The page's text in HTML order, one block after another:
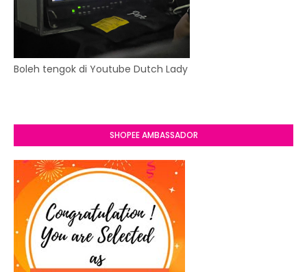
Boleh tengok di Youtube Dutch Lady
SHOPEE AMBASSADOR